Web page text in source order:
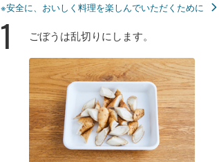
※安全に、おいしく料理を楽しんでいただくために
1 ごぼうは乱切りにします。